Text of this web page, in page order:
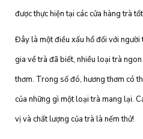
được thực hiện tại các cửa hàng trà
Đây là một điều xấu hổ đối với người
gia về trà đã biết, nhiều loại trà
thơm. Trong số đó, hương thơm có
của những gì một loại trà mang lại.
vị và chất lượng của trà là nếm thử!